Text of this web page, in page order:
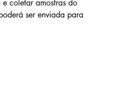
coletar amostras do
ser enviada para